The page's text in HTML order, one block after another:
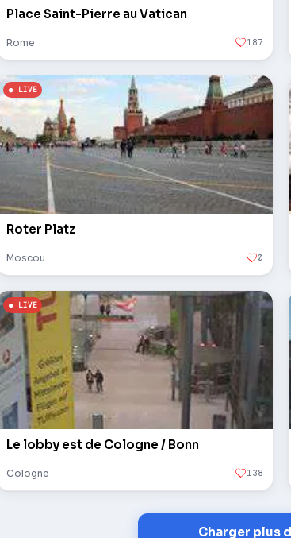
Place Saint-Pierre au Vatican
Rome 187
Roter Platz
Moscou 0
Le lobby est de Cologne / Bonn
Cologne 138
Charger plus